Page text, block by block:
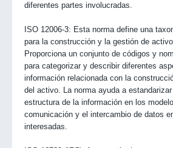
diferentes partes involucradas.
ISO 12006-3: Esta norma define una
para la construcción y la gestión de
Proporciona un conjunto de códigos y
para categorizar y describir diferentes
información relacionada con la
del activo. La norma ayuda a
estructura de la información en los
comunicación y el intercambio de datos
interesadas.